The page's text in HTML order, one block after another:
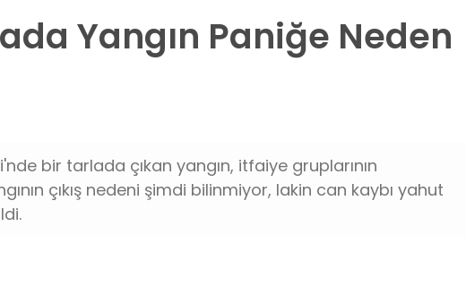
Yangın Paniğe Neden
bir tarlada çıkan yangın, itfaiye gruplarının
çıkış nedeni şimdi bilinmiyor, lakin can kaybı yahut